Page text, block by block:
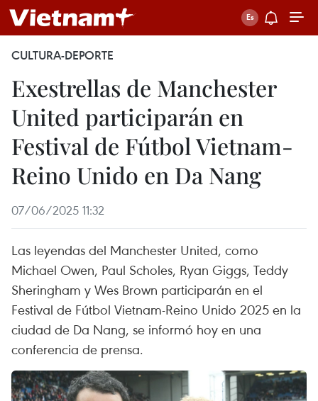
CULTURA-DEPORTE
Exestrellas de Manchester
United participarán en
Festival de Fútbol Vietnam-
Reino Unido en Da Nang
07/06/2025 11:32
Las leyendas del Manchester United, como
Michael Owen, Paul Scholes, Ryan Giggs, Teddy
Sheringham y Wes Brown participarán en el
Festival de Fútbol Vietnam-Reino Unido 2025 en la
ciudad de Da Nang, se informó hoy en una
conferencia de prensa.